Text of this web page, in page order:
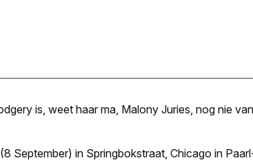
is, weet haar ma, Malony Juries, nog nie
September) in Springbokstraat, Chicago in